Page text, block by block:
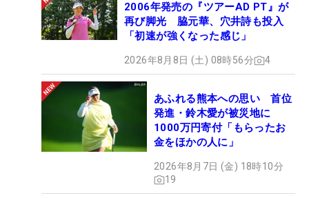
2006年発売の『ツアーAD PT』が
再び脚光 脇元華、穴井詩も投入
「初速が強くなった感じ」
2026年8月8日 (土) 08時56分 4
あふれる熊本への思い 首位
発進・鈴木愛が被災地に
1000万円寄付「もらったお
金をほかの人に」
2026年8月7日 (金) 18時10分
19